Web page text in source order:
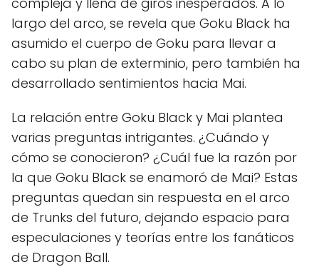
largo del arco, se revela que Goku Black ha
asumido el cuerpo de Goku para llevar a
cabo su plan de exterminio, pero también ha
desarrollado sentimientos hacia Mai.
La relación entre Goku Black y Mai plantea
varias preguntas intrigantes. ¿Cuándo y
cómo se conocieron? ¿Cuál fue la razón por
la que Goku Black se enamoró de Mai? Estas
preguntas quedan sin respuesta en el arco
de Trunks del futuro, dejando espacio para
especulaciones y teorías entre los fanáticos
de Dragon Ball.